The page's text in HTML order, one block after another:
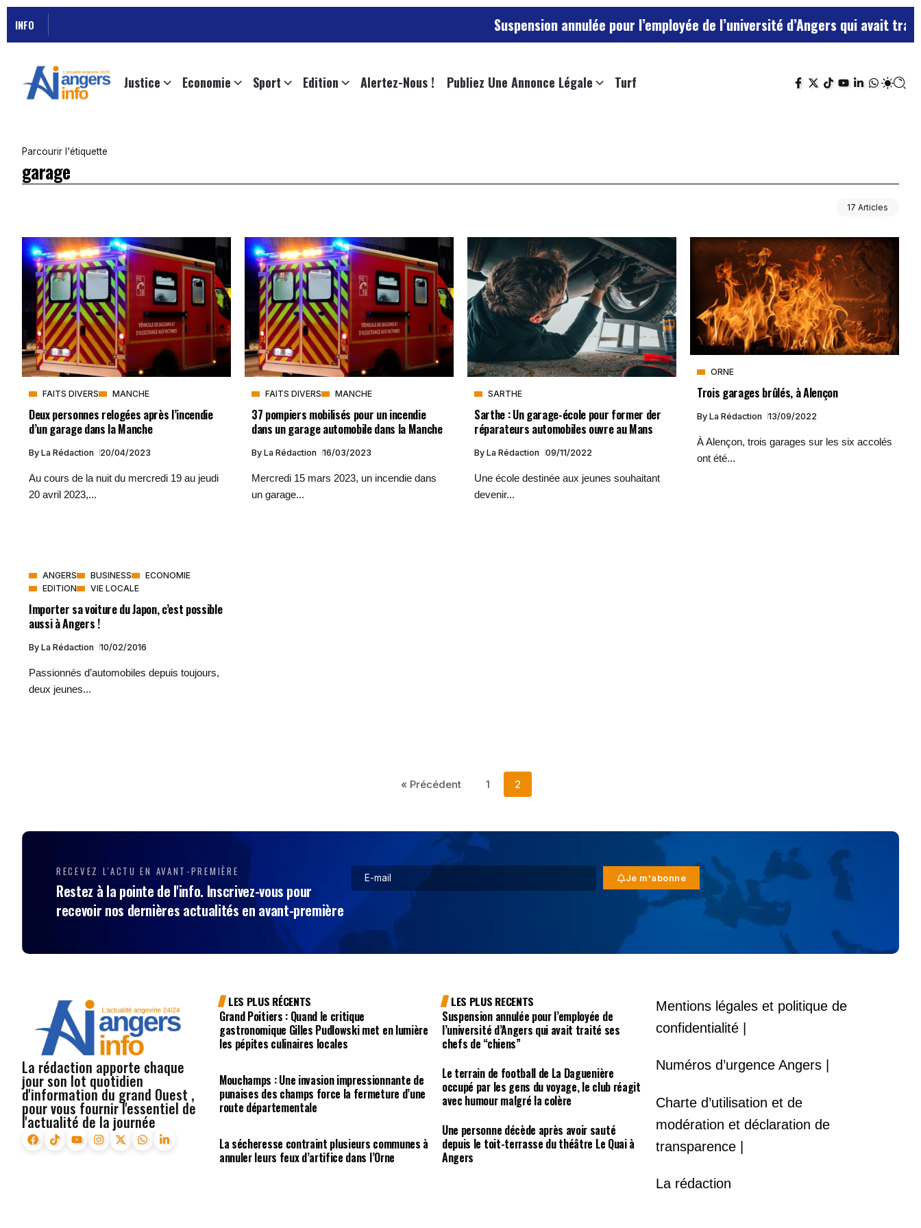
INFO Suspension annulée pour l’employée de l’université d’Angers qui avait traité ses
Justice Economie Sport Edition Alertez-Nous ! Publiez Une Annonce Légale Turf
Parcourir l'étiquette
garage
17 Articles
FAITS DIVERS MANCHE
Deux personnes relogées après l’incendie
d’un garage dans la Manche
By La Rédaction 20/04/2023
Au cours de la nuit du mercredi 19 au jeudi
20 avril 2023,...
FAITS DIVERS MANCHE
37 pompiers mobilisés pour un incendie
dans un garage automobile dans la Manche
By La Rédaction 16/03/2023
Mercredi 15 mars 2023, un incendie dans
un garage...
SARTHE
Sarthe : Un garage-école pour former der
réparateurs automobiles ouvre au Mans
By La Rédaction 09/11/2022
Une école destinée aux jeunes souhaitant
devenir...
ORNE
Trois garages brûlés, à Alençon
By La Rédaction 13/09/2022
À Alençon, trois garages sur les six accolés
ont été...
ANGERS BUSINESS
ECONOMIE
EDITION
VIE LOCALE
Importer sa voiture du Japon, c’est possible
aussi à Angers !
By La Rédaction 10/02/2016
Passionnés d’automobiles depuis toujours,
deux jeunes...
« Précédent 1 2
RECEVEZ L'ACTU EN AVANT-PREMIÈRE
Restez à la pointe de l'info. Inscrivez-vous pour
recevoir nos dernières actualités en avant-première
Je m'abonne
La rédaction apporte chaque
jour son lot quotidien
d'information du grand Ouest ,
pour vous fournir l'essentiel de
l'actualité de la journée
LES PLUS RÉCENTS
Grand Poitiers : Quand le critique
gastronomique Gilles Pudlowski met en lumière
les pépites culinaires locales
Mouchamps : Une invasion impressionnante de
punaises des champs force la fermeture d’une
route départementale
La sécheresse contraint plusieurs communes à
annuler leurs feux d’artifice dans l’Orne
LES PLUS RECENTS
Suspension annulée pour l’employée de
l’université d’Angers qui avait traité ses
chefs de “chiens”
Le terrain de football de La Daguenière
occupé par les gens du voyage, le club réagit
avec humour malgré la colère
Une personne décède après avoir sauté
depuis le toit-terrasse du théâtre Le Quai à
Angers
Mentions légales et politique de
confidentialité |
Numéros d’urgence Angers |
Charte d’utilisation et de
modération et déclaration de
transparence |
La rédaction